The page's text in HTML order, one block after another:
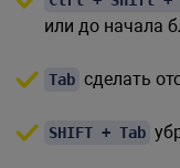
или до начала
Tab сделать
SHIFT + Tab